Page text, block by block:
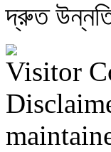
দ্রুত
Visitor